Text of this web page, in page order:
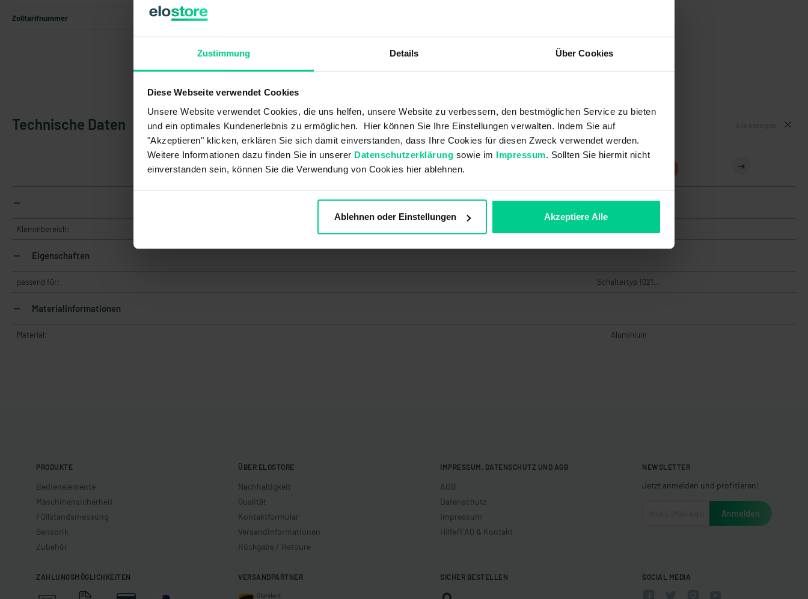
Zustimmung Details Über Cookies
Diese Webseite verwendet Cookies
Unsere Website verwendet Cookies, die uns helfen, unsere Website zu verbessern, den bestmöglichen Service zu bieten
und ein optimales Kundenerlebnis zu ermöglichen. Hier können Sie Ihre Einstellungen verwalten. Indem Sie auf
"Akzeptieren" klicken, erklären Sie sich damit einverstanden, dass Ihre Cookies für diesen Zweck verwendet werden.
Weitere Informationen dazu finden Sie in unserer Datenschutzerklärung sowie im Impressum. Sollten Sie hiermit nicht
einverstanden sein, können Sie die Verwendung von Cookies hier ablehnen.
Ablehnen oder Einstellungen Akzeptiere Alle
Zolltarifnummer 76041090
Technische Daten
Klemmbereich:
Eigenschaften
passend für: Schaltertyp 1021...
Materialinformationen
Material: Aluminium
PRODUKTE
Bedienelemente
Maschinensicherheit
Füllstandsmessung
Sensorik
Zubehör
ÜBER ELOSTORE
Nachhaltigkeit
Qualität
Kontaktformular
Versandinformationen
Rückgabe / Retoure
IMPRESSUM, DATENSCHUTZ UND AGB
AGB
Datenschutz
Impressum
Hilfe/FAQ & Kontakt
NEWSLETTER
Jetzt anmelden und profitieren!
ZAHLUNGSMÖGLICHKEITEN VERSANDPARTNER SICHER BESTELLEN SOCIAL MEDIA